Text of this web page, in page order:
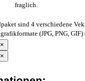
fraglich.
sind 4 verschiedene
(JPG, PNG, GIF)
×
×